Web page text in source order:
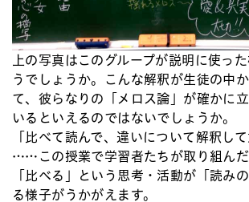
上の写真はこのグループが説明に使っ
うでしょうか。こんな解釈が生徒の中
て、彼らなりの「メロス論」が確かに
いるといえるのではないでしょうか。
「比べて読んで、違いについて解釈して
……この授業で学習者たちが取り組んだ
「比べる」という思考・活動が「読み
る様子がうかがえます。